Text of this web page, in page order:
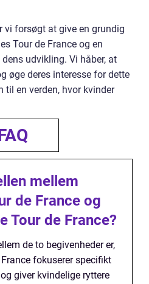
vi forsøgt at give en grundig
Tour de France og en
udvikling. Vi håber, at
øge deres interesse for dette
til en verden, hvor kvinder
mellem
de France og
Tour de France?
de to begivenheder er,
fokuserer specifikt
giver kvindelige ryttere